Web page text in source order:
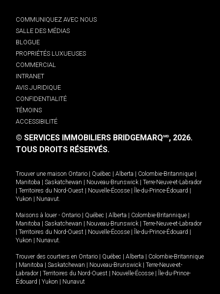
COMMUNIQUEZ AVEC NOUS
SALLE DES MÉDIAS
BLOGUE
PROPRIÉTÉS LUXUEUSES
COMMERCIAL
INTRANET
AVIS JURIDIQUE
CONFIDENTIALITÉ
TÉMOINS
ACCESSIBILITÉ
© SERVICES IMMOBILIERS BRIDGEMARQMD, 2026.
TOUS DROITS RÉSERVÉS.
Trouver une maison Ontario Québec Alberta Colombie-Britannique
Manitoba
Saskatchewan Nouveau-Brunswick
Terre-Neuve-et-Labrador
Territoires du Nord-Ouest Nouvelle-Écosse Île-du-Prince-Édouard
Yukon
Nunavut.
Maisons à louer - Ontario Québec Alberta Colombie-Britannique
Manitoba
Saskatchewan Nouveau-Brunswick
Terre-Neuve-et-Labrador
Territoires du Nord-Ouest Nouvelle-Écosse Île-du-Prince-Édouard
Yukon
Nunavut.
Trouver des courtiers en Ontario Québec Alberta
Colombie-Britannique
Manitoba Saskatchewan Nouveau-Brunswick
Terre-Neuve-et-
Labrador
Territoires du Nord-Ouest Nouvelle-Écosse
Île-du-Prince-
Édouard
Yukon Nunavut